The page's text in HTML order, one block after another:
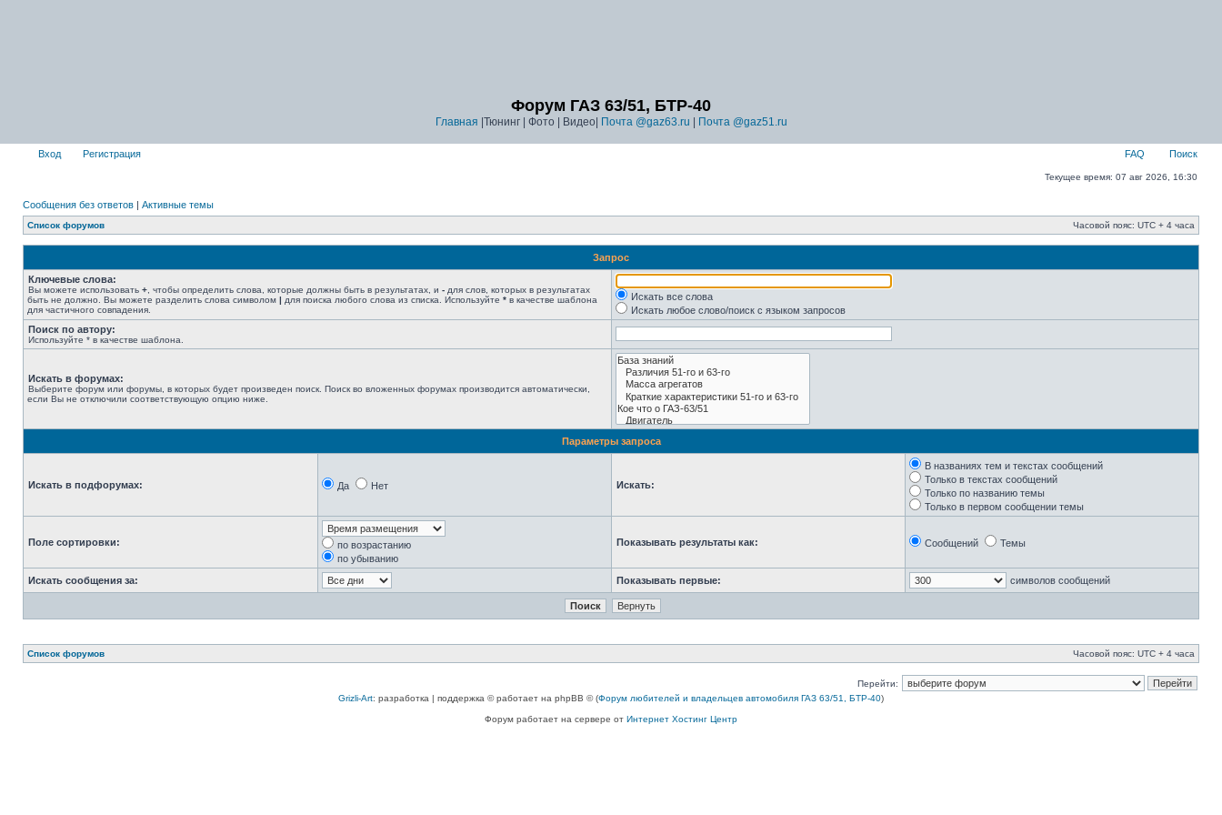
Форум ГАЗ 63/51, БТР-40
Главная |Тюнинг | Фото | Видео| Почта @gaz63.ru Почта @gaz51.ru
Вход Регистрация FAQ Поиск
Текущее время: 07 авг 2026, 16:30
Сообщения без ответов | Активные темы
Список форумов Часовой пояс: UTC + 4 часа
Запрос
Ключевые слова:
Вы можете использовать + , чтобы определить слова, которые должны быть в результатах, и - для слов, которых в результатах
быть не должно. Вы можете разделить слова символом | для поиска любого слова из списка. Используйте * в качестве шаблона
для частичного совпадения.
Искать все слова
Искать любое слово/поиск с языком запросов
Поиск по автору:
Используйте * в качестве шаблона.
Искать в форумах:
Выберите форум или форумы, в которых будет произведен поиск. Поиск во вложенных форумах производится автоматически,
если Вы не отключили соответствующую опцию ниже.
Параметры запроса
Искать в подфорумах: Да Нет Искать:
В названиях тем и текстах сообщений
Только в текстах сообщений
Только по названию темы
Только в первом сообщении темы
Поле сортировки:
по возрастанию
по убыванию
Показывать результаты как: Сообщений Темы
Искать сообщения за: Показывать первые: символов сообщений
Список форумов Часовой пояс: UTC + 4 часа
Перейти:
Grizli-Art: разработка | поддержка © работает на phpBB © (Форум любителей и владельцев автомобиля ГАЗ 63/51, БТР-40)
Форум работает на сервере от Интернет Хостинг Центр